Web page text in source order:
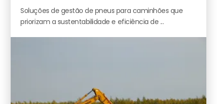
Soluções de gestão de pneus para caminhões que
priorizam a sustentabilidade e eficiência de ...